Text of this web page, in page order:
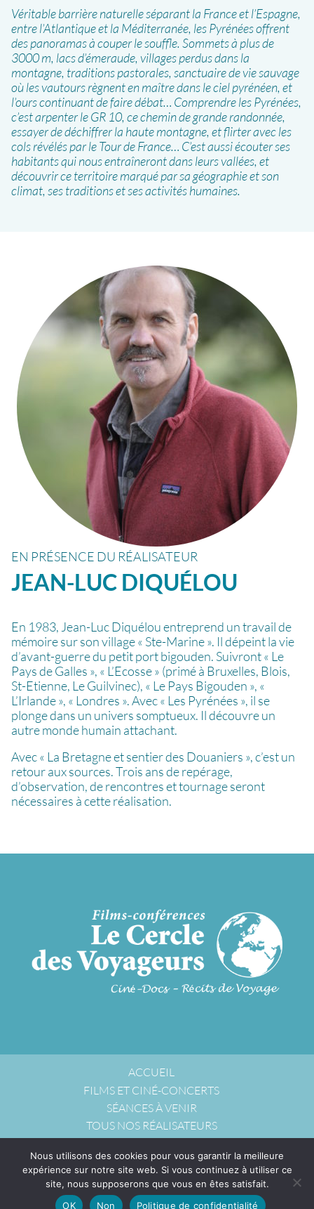
Véritable barrière naturelle séparant la France et l’Espagne,
entre l’Atlantique et la Méditerranée, les Pyrénées offrent
des panoramas à couper le souffle. Sommets à plus de
3000 m, lacs d’émeraude, villages perdus dans la
montagne, traditions pastorales, sanctuaire de vie sauvage
où les vautours règnent en maître dans le ciel pyrénéen, et
l’ours continuant de faire débat… Comprendre les Pyrénées,
c’est arpenter le GR 10, ce chemin de grande randonnée,
essayer de déchiffrer la haute montagne, et flirter avec les
cols révélés par le Tour de France… C’est aussi écouter ses
habitants qui nous entraîneront dans leurs vallées, et
découvrir ce territoire marqué par sa géographie et son
climat, ses traditions et ses activités humaines.
EN PRÉSENCE DU RÉALISATEUR
JEAN-LUC DIQUÉLOU
En 1983, Jean-Luc Diquélou entreprend un travail de
mémoire sur son village « Ste-Marine ». Il dépeint la vie
d’avant-guerre du petit port bigouden. Suivront « Le
Pays de Galles », « L’Ecosse » (primé à Bruxelles, Blois,
St-Etienne, Le Guilvinec), « Le Pays Bigouden », «
L’Irlande », « Londres ». Avec « Les Pyrénées », il se
plonge dans un univers somptueux. Il découvre un
autre monde humain attachant.
Avec « La Bretagne et sentier des Douaniers », c’est un
retour aux sources. Trois ans de repérage,
d’observation, de rencontres et tournage seront
nécessaires à cette réalisation.
ACCUEIL
FILMS ET CINÉ-CONCERTS
SÉANCES À VENIR
TOUS NOS RÉALISATEURS
NOUS CONTACTER
POLITIQUE DE CONFIDENTIALITÉ
Nous utilisons des cookies pour vous garantir la meilleure
expérience sur notre site web. Si vous continuez à utiliser ce
site, nous supposerons que vous en êtes satisfait.
OK
Non Politique de confidentialité